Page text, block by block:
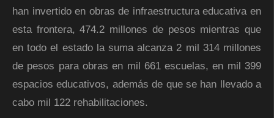
han invertido en obras de infraestructura educativa en
esta frontera, 474.2 millones de pesos mientras que
en todo el estado la suma alcanza 2 mil 314 millones
de pesos para obras en mil 661 escuelas, en mil 399
espacios educativos, además de que se han llevado a
cabo mil 122 rehabilitaciones.